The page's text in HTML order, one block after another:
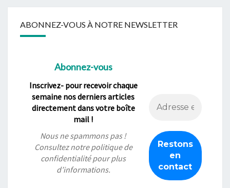
ABONNEZ-VOUS À NOTRE NEWSLETTER
Abonnez-vous
Inscrivez- pour recevoir chaque
semaine nos derniers articles
directement dans votre boîte
mail !
Nous ne spammons pas !
Consultez notrepolitique de
confidentialitépour plus
d’informations.